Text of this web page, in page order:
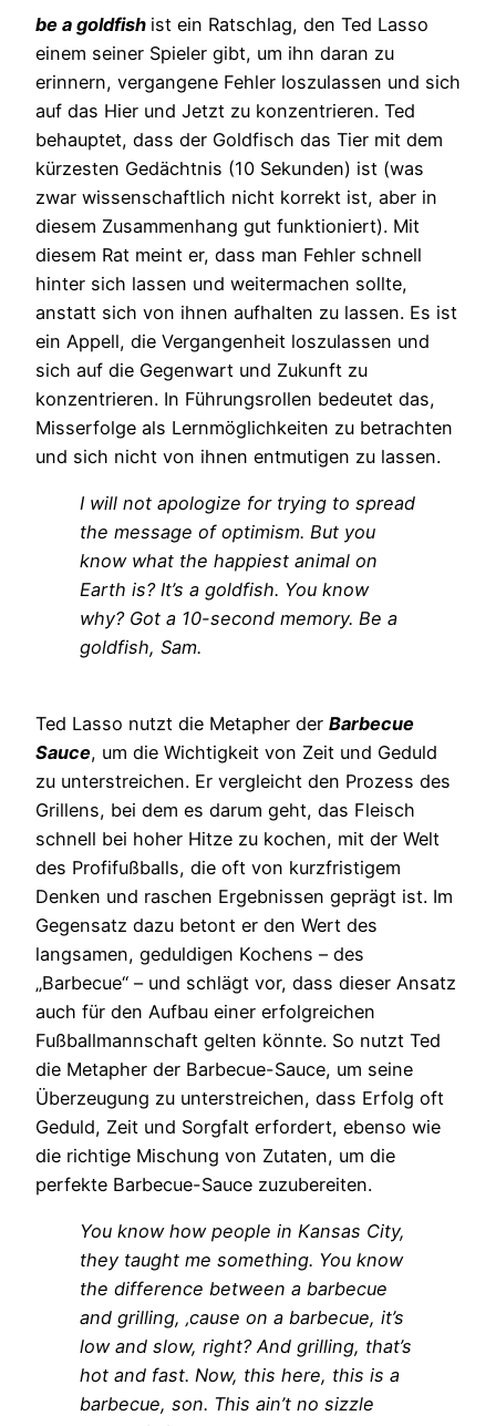
be a goldfish ist ein Ratschlag, den Ted Lasso
einem seiner Spieler gibt, um ihn daran zu
erinnern, vergangene Fehler loszulassen und sich
auf das Hier und Jetzt zu konzentrieren. Ted
behauptet, dass der Goldfisch das Tier mit dem
kürzesten Gedächtnis (10 Sekunden) ist (was
zwar wissenschaftlich nicht korrekt ist, aber in
diesem Zusammenhang gut funktioniert). Mit
diesem Rat meint er, dass man Fehler schnell
hinter sich lassen und weitermachen sollte,
anstatt sich von ihnen aufhalten zu lassen. Es ist
ein Appell, die Vergangenheit loszulassen und
sich auf die Gegenwart und Zukunft zu
konzentrieren. In Führungsrollen bedeutet das,
Misserfolge als Lernmöglichkeiten zu betrachten
und sich nicht von ihnen entmutigen zu lassen.
I will not apologize for trying to spread
the message of optimism. But you
know what the happiest animal on
Earth is? It’s a goldfish. You know
why? Got a 10-second memory. Be a
goldfish, Sam.
Ted Lasso nutzt die Metapher der Barbecue
Sauce, um die Wichtigkeit von Zeit und Geduld
zu unterstreichen. Er vergleicht den Prozess des
Grillens, bei dem es darum geht, das Fleisch
schnell bei hoher Hitze zu kochen, mit der Welt
des Profifußballs, die oft von kurzfristigem
Denken und raschen Ergebnissen geprägt ist. Im
Gegensatz dazu betont er den Wert des
langsamen, geduldigen Kochens – des
„Barbecue“ – und schlägt vor, dass dieser Ansatz
auch für den Aufbau einer erfolgreichen
Fußballmannschaft gelten könnte. So nutzt Ted
die Metapher der Barbecue-Sauce, um seine
Überzeugung zu unterstreichen, dass Erfolg oft
Geduld, Zeit und Sorgfalt erfordert, ebenso wie
die richtige Mischung von Zutaten, um die
perfekte Barbecue-Sauce zuzubereiten.
You know how people in Kansas City,
they taught me something. You know
the difference between a barbecue
and grilling, ‚cause on a barbecue, it’s
low and slow, right? And grilling, that’s
hot and fast. Now, this here, this is a
barbecue, son. This ain’t no sizzle